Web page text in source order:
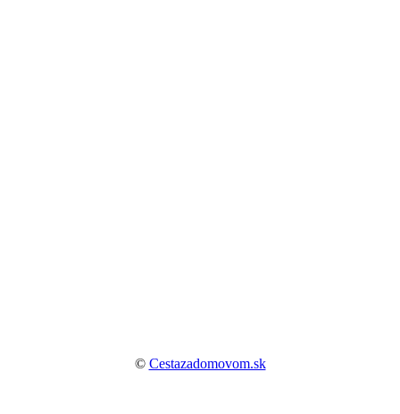
© Cestazadomovom.sk